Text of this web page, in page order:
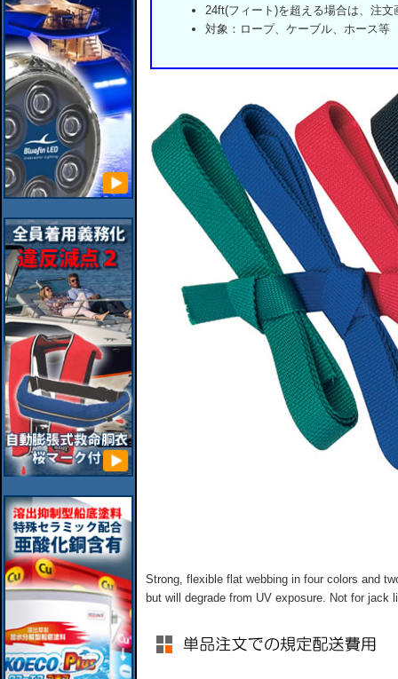
24ft(フィート)を超える場合は、注
対象：ロープ、ケーブル、ホース等
Strong, flexible flat webbing in four colors and
but will degrade from UV exposure. Not for jack